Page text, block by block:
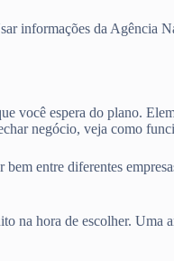
informações da
você espera do plano.
negócio, veja como
entre diferentes
na hora de escolher. Uma